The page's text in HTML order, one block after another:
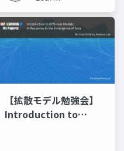
【拡散モデル勉強会】
Introduction to